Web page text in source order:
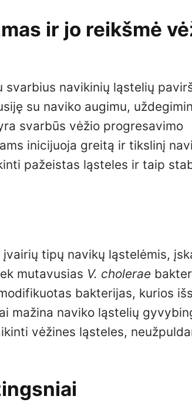
ir jo reikšmė
svarbius navikinių ląstelių
su naviko augimu,
svarbūs vėžio progresavimo
inicijuoja greitą ir tikslinį
pažeistas ląsteles ir taip
tipų navikų ląstelėmis,
mutavusias V. cholerae
bakterijas, kurios
mažina naviko ląstelių
vėžines ląsteles,